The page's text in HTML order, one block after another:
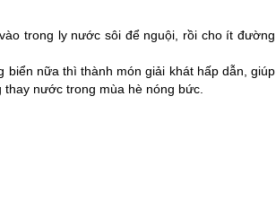
trong ly nước sôi để nguội, rồi cho ít đường
nữa thì thành món giải khát hấp dẫn, giúp
nước trong mùa hè nóng bức.